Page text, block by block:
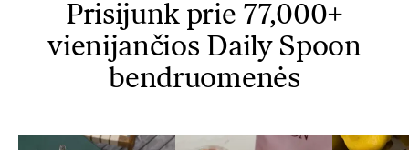
Prisijunk prie 77,000+
vienijančios Daily Spoon
bendruomenės